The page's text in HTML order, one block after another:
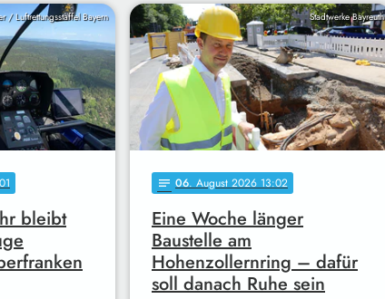
/ Luftrettungsstaffel Bayern
bleibt
Stadtwerke Bayreuth
notes 06. August 2026 13:02
Eine Woche länger
Baustelle am
Hohenzollernring – dafür
soll danach Ruhe sein